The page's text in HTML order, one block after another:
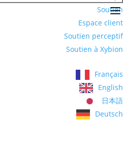
Soutien
Espace client
Soutien perceptif
Soutien à Xybion
Français
English
日本語
Deutsch